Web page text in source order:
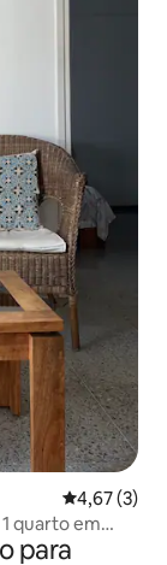
4,67 de
4,67 (3)
quarto em
para